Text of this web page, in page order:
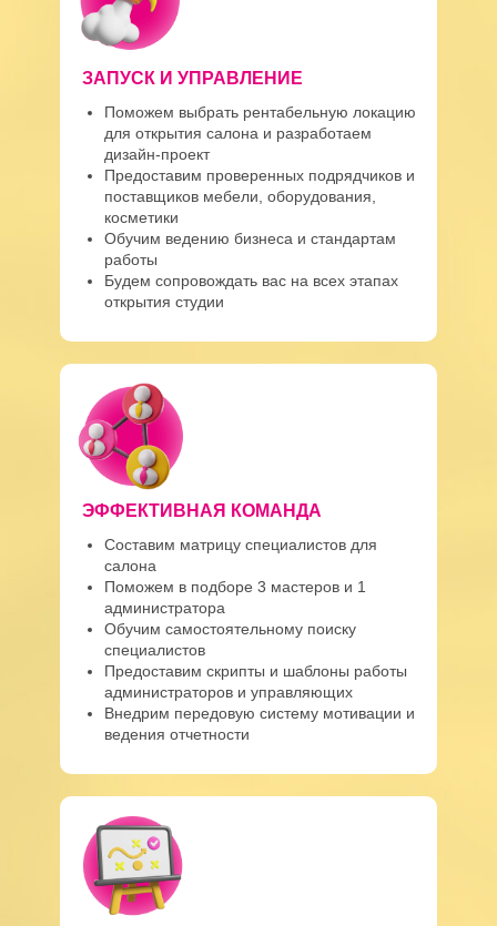
ЗАПУСК И УПРАВЛЕНИЕ
Поможем выбрать рентабельную локацию
для открытия салона и разработаем
дизайн-проект
Предоставим проверенных подрядчиков и
поставщиков мебели, оборудования,
косметики
Обучим ведению бизнеса и стандартам
работы
Будем сопровождать вас на всех этапах
открытия студии
ЭФФЕКТИВНАЯ КОМАНДА
Составим матрицу специалистов для
салона
Поможем в подборе 3 мастеров и 1
администратора
Обучим самостоятельному поиску
специалистов
Предоставим скрипты и шаблоны работы
администраторов и управляющих
Внедрим передовую систему мотивации и
ведения отчетности